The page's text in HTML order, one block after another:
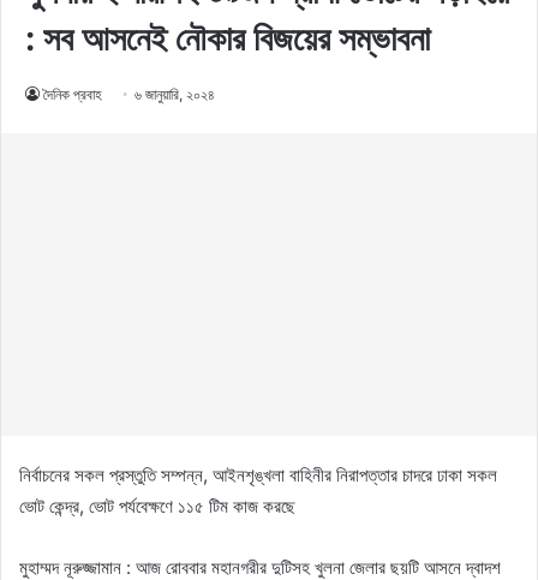
: সব আসনেই নৌকার বিজয়ের সম্ভাবনা
দৈনিক প্রবাহ ৬ জানুয়ারি, ২০২৪
নির্বাচনের সকল প্রস্তুতি সম্পন্ন, আইনশৃঙ্খলা বাহিনীর নিরাপত্তার চাদরে ঢাকা সকল
ভোট কেন্দ্র, ভোট পর্যবেক্ষণে ১১৫ টিম কাজ করছে
মুহাম্মদ নূরুজ্জামান : আজ রোববার মহানগরীর দুটিসহ খুলনা জেলার ছয়টি আসনে দ্বাদশ